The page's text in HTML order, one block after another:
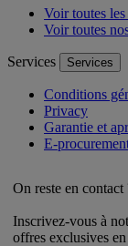
Voir toutes
Voir toutes
Services Services
Conditions
Privacy
Garantie et
E-
On reste en contact
Inscrivez-vous à
offres exclusives